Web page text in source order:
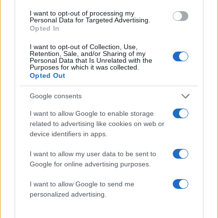
I want to opt-out of processing my
Personal Data for Targeted Advertising.
Opted In
I want to opt-out of Collection, Use,
Retention, Sale, and/or Sharing of my
Personal Data that Is Unrelated with the
Purposes for which it was collected.
Opted Out
Google consents
I want to allow Google to enable storage
related to advertising like cookies on web or
device identifiers in apps.
I want to allow my user data to be sent to
Google for online advertising purposes.
I want to allow Google to send me
personalized advertising.
Σχόλια
Σχολίασε εδώ
50 /50
Υποβολή σχολίου